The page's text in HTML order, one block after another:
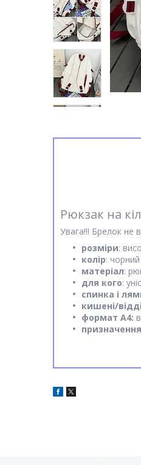
Рюкзак на
Увага!!! Брелок не
розміри:
колір:
матеріал:
для кого:
спинка і
кишені/
формат А4:
призначення